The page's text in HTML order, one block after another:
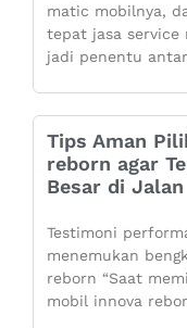
matic mobilnya,
tepat jasa service
jadi penentu
Tips Aman
reborn agar
Besar di Jalan
Testimoni
menemukan
reborn “Saat
mobil innova